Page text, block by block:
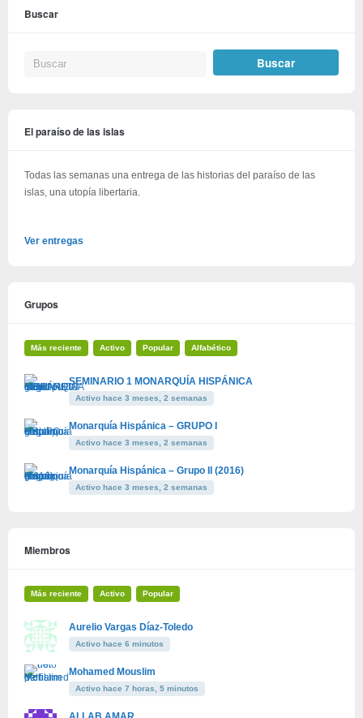
Buscar
El paraíso de las islas
Todas las semanas una entrega de las historias del paraíso de las
islas, una utopía libertaria.
Ver entregas
Grupos
Más reciente Activo Popular Alfabético
SEMINARIO 1 MONARQUÍA HISPÁNICA
Activo hace 3 meses, 2 semanas
Monarquía Hispánica – GRUPO I
Activo hace 3 meses, 2 semanas
Monarquía Hispánica – Grupo II (2016)
Activo hace 3 meses, 2 semanas
Miembros
Más reciente Activo Popular
Aurelio Vargas Díaz-Toledo
Activo hace 6 minutos
Mohamed Mouslim
Activo hace 7 horas, 5 minutos